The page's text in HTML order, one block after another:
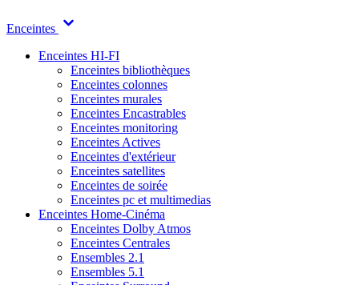
Enceintes
Enceintes HI-FI
Enceintes bibliothèques
Enceintes colonnes
Enceintes murales
Enceintes Encastrables
Enceintes monitoring
Enceintes Actives
Enceintes d'extérieur
Enceintes satellites
Enceintes de soirée
Enceintes pc et multimedias
Enceintes Home-Cinéma
Enceintes Dolby Atmos
Enceintes Centrales
Ensembles 2.1
Ensembles 5.1